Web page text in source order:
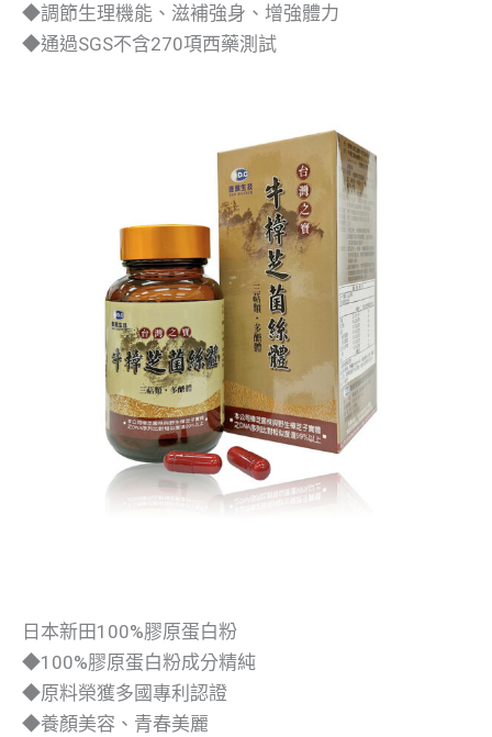
◆調節生理機能、滋補強身、增強體力
◆通過SGS不含270項西藥測試
日本新田100%膠原蛋白粉
◆100%膠原蛋白粉成分精純
◆原料榮獲多國專利認證
◆養顏美容、青春美麗